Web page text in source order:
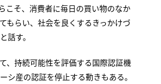
こそ、消費者に毎日の買い物のなか
もらい、社会を良くするきっかけづ
話す。
、持続可能性を評価する国際認証機
シ産の認証を停止する動きもある。